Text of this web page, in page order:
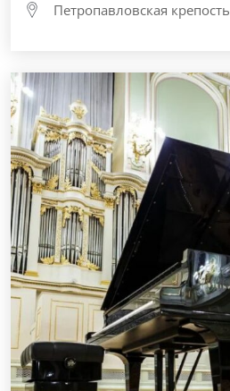
Петропавловская крепость